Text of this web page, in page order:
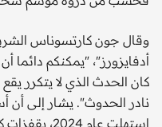
وقال جون كارتسوناس
أدفايزورز"، "يمكنكم دائما
كان الحدث الذي لا يتكرر
نادر الحدوث". يشار إلى أن
استهلت عام